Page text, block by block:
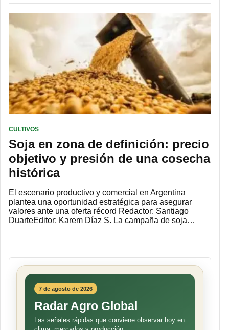
CULTIVOS
Soja en zona de definición: precio
objetivo y presión de una cosecha
histórica
El escenario productivo y comercial en Argentina
plantea una oportunidad estratégica para asegurar
valores ante una oferta récord Redactor: Santiago
DuarteEditor: Karem Díaz S. La campaña de soja…
7 de agosto de 2026
Radar Agro Global
Las señales rápidas que conviene observar hoy en